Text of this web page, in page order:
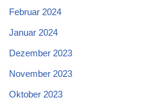
Februar 2024
Januar 2024
Dezember 2023
November 2023
Oktober 2023